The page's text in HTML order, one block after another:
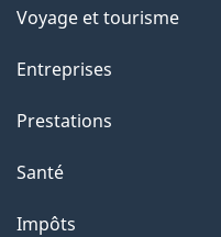
Voyage et tourisme
Entreprises
Prestations
Santé
Impôts